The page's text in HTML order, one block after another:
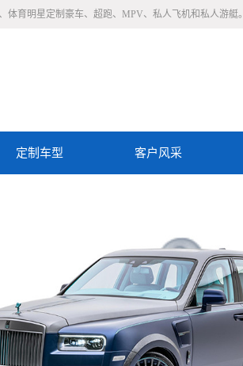
育明星定制豪车、超跑、MPV、私人飞机和私人游艇。
定制车型 客户风采